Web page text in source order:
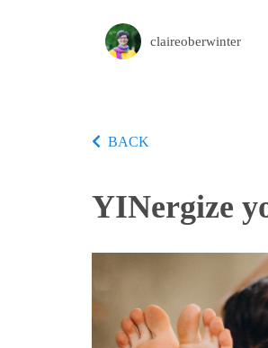
claireoberwinter
BACK
YINergize